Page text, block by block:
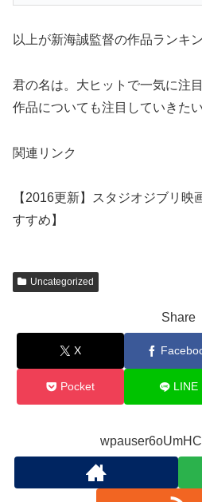
以上が新海誠監督の作品ランキン
君の名は。大ヒットで一気に注
作品についても注目していきた
関連リンク
【2016更新】スタジオジブリ映
すすめ】
Uncategorized
Share
X
Pocket LINE